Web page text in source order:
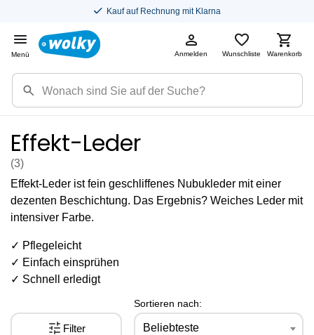
Kauf auf Rechnung mit Klarna
Menü Anmelden Wunschliste Warenkorb
Effekt-Leder
(3)
Effekt-Leder ist fein geschliffenes Nubukleder mit einer
dezenten Beschichtung. Das Ergebnis? Weiches Leder mit
intensiver Farbe.
✓ Pflegeleicht
✓ Einfach einsprühen
✓ Schnell erledigt
Sortieren nach:
Beliebteste
Filter